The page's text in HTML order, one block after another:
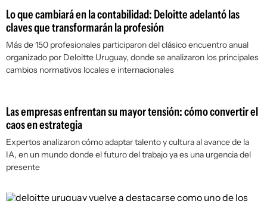
Lo que cambiará en la contabilidad: Deloitte adelantó las
claves que transformarán la profesión
Más de 150 profesionales participaron del clásico encuentro anual
organizado por Deloitte Uruguay, donde se analizaron los principales
cambios normativos locales e internacionales
Las empresas enfrentan su mayor tensión: cómo convertir el
caos en estrategia
Expertos analizaron cómo adaptar talento y cultura al avance de la
IA, en un mundo donde el futuro del trabajo ya es una urgencia del
presente